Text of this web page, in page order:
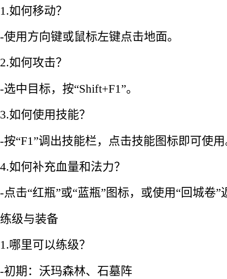
1.如何移动？
-使用方向键或鼠标左键点击地面。
2.如何攻击？
-选中目标，按“Shift+F1”。
3.如何使用技能？
-按“F1”调出技能栏，点击技能图标即可使
4.如何补充血量和法力？
-点击“红瓶”或“蓝瓶”图标，或使用“回城卷”
练级与装备
1.哪里可以练级？
-初期：沃玛森林、石墓阵